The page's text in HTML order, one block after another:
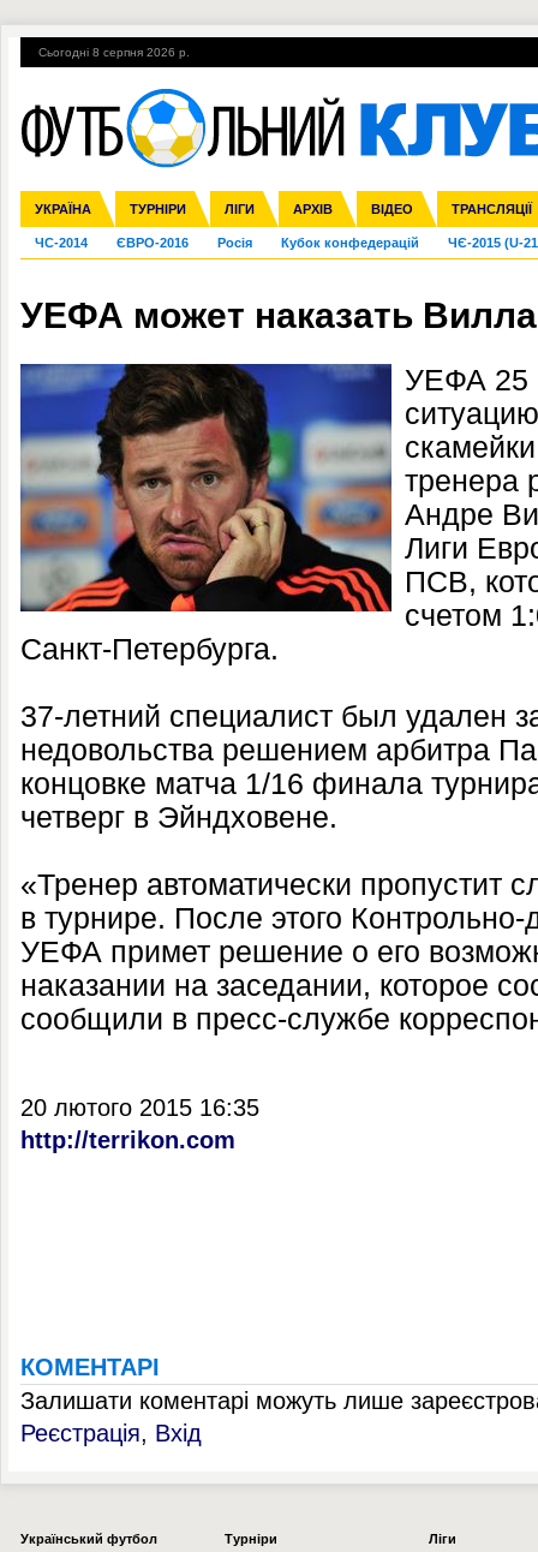
Сьогодні 8 серпня 2026 р.
УКРАЇНА ТУРНІРИ ЛІГИ АРХІВ ВІДЕО ТРАНСЛЯЦІЇ
Збірна Прем'єр-ліга Перша ліга Друга ліга Кубок України
Ліга чемпіонів Ліга Європи Міжнародні Ліга націй Ліга
Англія Іспанія Італія Німеччина Франція Інші
ЧС-2014 ЄВРО-2016 Росія Кубок конфедерацій ЧЄ-2015 (U-
Гарячі теми УПЛ, 2-й тур ВІЙНА УПЛ-ПЕРЕХОДИ
УЕФА может наказать
УЕФА 25
тренера
Андре
Лиги
ПСВ,
счетом
Санкт-Петербурга.
37-летний специалист был удален
недовольства решением арбитра
концовке матча 1/16 финала
четверг в Эйндховене.
«Тренер автоматически пропустит
в турнире. После этого
УЕФА примет решение о его
наказании на заседании, которое
сообщили в пресс-службе
20 лютого 2015 16:35
http://terrikon.com
КОМЕНТАРІ
Залишати коментарі можуть лише
Реєстрація, Вхід
Українcький футбол
Турніри
Ліги